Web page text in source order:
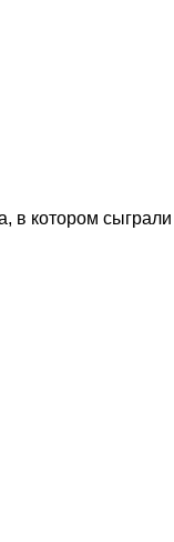
котором сыграли